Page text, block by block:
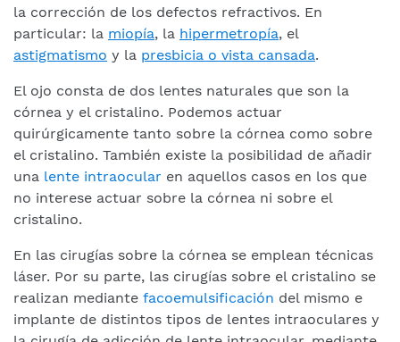
la corrección de los defectos refractivos. En
particular: la miopía, la hipermetropía, el
astigmatismo y la presbicia o vista cansada.
El ojo consta de dos lentes naturales que son la
córnea y el cristalino. Podemos actuar
quirúrgicamente tanto sobre la córnea como sobre
el cristalino. También existe la posibilidad de añadir
una lente intraocular en aquellos casos en los que
no interese actuar sobre la córnea ni sobre el
cristalino.
En las cirugías sobre la córnea se emplean técnicas
láser. Por su parte, las cirugías sobre el cristalino se
realizan mediante facoemulsificación del mismo e
implante de distintos tipos de lentes intraoculares y